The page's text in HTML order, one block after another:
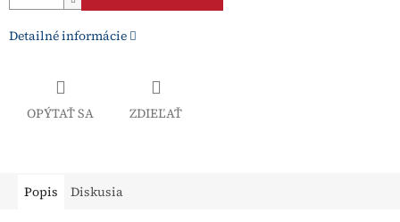
Detailné informácie
OPÝTAŤ SA ZDIEĽAŤ
Popis Diskusia